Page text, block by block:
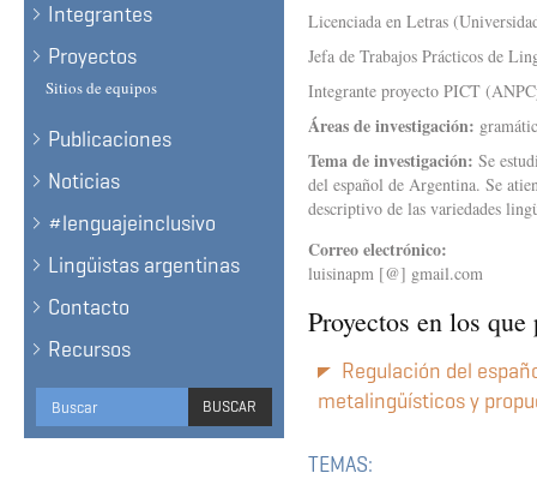
Integrantes
Proyectos
Sitios de equipos
Publicaciones
Noticias
#lenguajeinclusivo
Lingüistas argentinas
Contacto
Recursos
Formulario
de
BUSCAR
BUSCAR
Licenciada en Letras
Jefa de Trabajos Prácticos de
Integrante proyecto PICT
Áreas de investigación:
Tema de investigación: Se
del español de Argentina. Se
descriptivo de las variedades
Correo electrónico:
luisinapm [@] gmail.com
Proyectos en los
Regulación del
metalingüísticos y
TEMAS: